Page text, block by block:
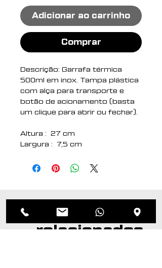
Adicionar ao carrinho
Comprar
Descrição: Garrafa térmica
500ml em inox. Tampa plástica
com alça para transporte e
botão de acionamento (basta
um clique para abrir ou fechar).
Altura : 27 cm
Largura : 7,5 cm
Medidas aproximadas para
Produtos
relacionados